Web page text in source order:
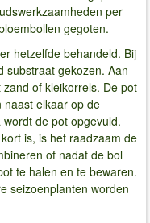
per
gegoten.
hetzelfde behandeld. Bij
substraat gekozen. Aan
of kleikorrels. De pot
naast elkaar op de
de pot opgevuld.
is, is het raadzaam de
of nadat de bol
te halen en te bewaren.
seizoenplanten worden